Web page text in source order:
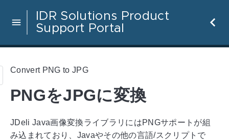
IDR Solutions Product
Support Portal
Convert PNG to JPG
PNGをJPGに変換
JDeli Java画像変換ライブラリにはPNGサポートが組
み込まれており、Javaやその他の言語/スクリプトで